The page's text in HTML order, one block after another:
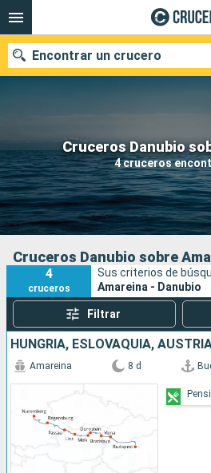
Cruceros Danubio
4 cruceros
Encontrar un crucero
Nuestros destinos
Fecha de salida
Puertos
Cruceros Danubio sobre
4
cruceros
Sus criterios de
Amareina - Danubio
Filtrar
Amareina 8 d